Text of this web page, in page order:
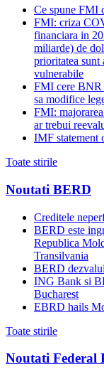
Ce spune FMI
FMI: criza
financiara in
miliarde) de
prioritatea
vulnerabile
FMI cere BNR
sa modifice
FMI:
ar trebui
IMF statement
Toate stirile
Noutati BERD
Creditele
BERD este
Republica
Transilvania
BERD
ING Bank si
Bucharest
EBRD hails
Toate stirile
Noutati Federal